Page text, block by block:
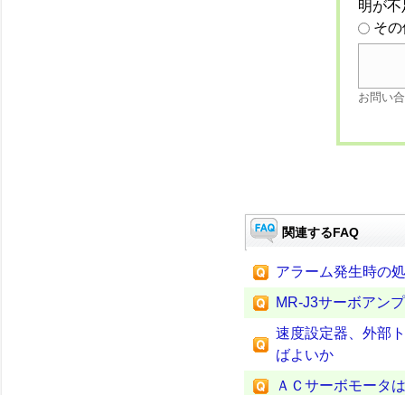
明が
そ
お問い
関連するFAQ
アラーム発生時の
MR-J3サーボアン
速度設定器、外部
ばよいか
ＡＣサーボモータ